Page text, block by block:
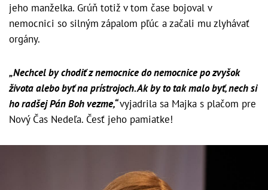
jeho manželka. Grúň totiž v tom čase bojoval v
nemocnici so silným zápalom pľúc a začali mu zlyhávať
orgány.
„Nechcel by chodiť z nemocnice do nemocnice po zvyšok
života alebo byť na prístrojoch. Ak by to tak malo byť, nech si
ho radšej Pán Boh vezme,“vyjadrila sa Majka s plačom pre
Nový Čas Nedeľa. Česť jeho pamiatke!